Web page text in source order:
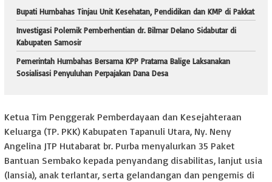
Bupati Humbahas Tinjau Unit Kesehatan, Pendidikan dan KMP di Pakkat
Investigasi Polemik Pemberhentian dr. Bilmar Delano Sidabutar di
Kabupaten Samosir
Pemerintah Humbahas Bersama KPP Pratama Balige Laksanakan
Sosialisasi Penyuluhan Perpajakan Dana Desa
Ketua Tim Penggerak Pemberdayaan dan Kesejahteraan
Keluarga (TP. PKK) Kabupaten Tapanuli Utara, Ny. Neny
Angelina JTP Hutabarat br. Purba menyalurkan 35 Paket
Bantuan Sembako kepada penyandang disabilitas, lanjut usia
(lansia), anak terlantar, serta gelandangan dan pengemis di